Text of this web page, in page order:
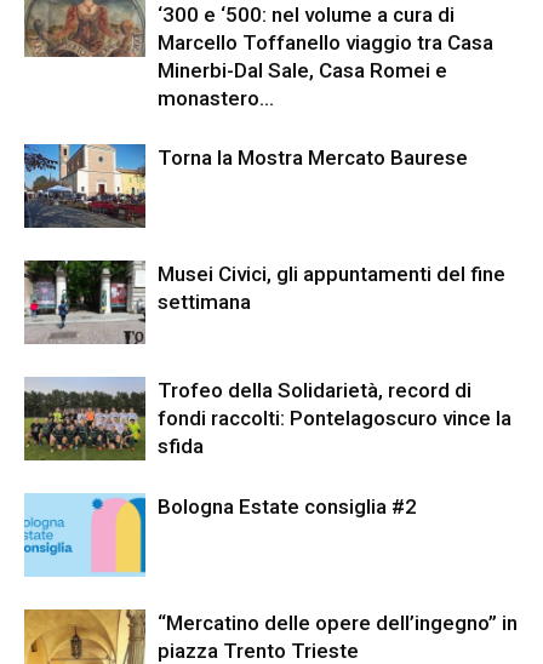
‘300 e ‘500: nel volume a cura di
Marcello Toffanello viaggio tra Casa
Minerbi-Dal Sale, Casa Romei e
monastero...
Torna la Mostra Mercato Baurese
Musei Civici, gli appuntamenti del fine
settimana
Trofeo della Solidarietà, record di
fondi raccolti: Pontelagoscuro vince la
sfida
Bologna Estate consiglia #2
“Mercatino delle opere dell’ingegno” in
piazza Trento Trieste